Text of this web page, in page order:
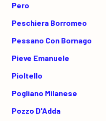
Pero
Peschiera Borromeo
Pessano Con Bornago
Pieve Emanuele
Pioltello
Pogliano Milanese
Pozzo D'Adda